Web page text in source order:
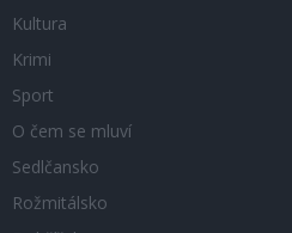
Kultura
Krimi
Sport
O čem se mluví
Sedlčansko
Rožmitálsko